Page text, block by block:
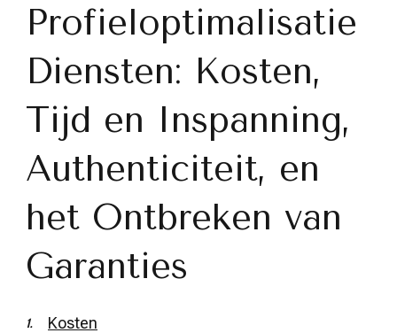
Profieloptimalisatie
Diensten: Kosten,
Tijd en Inspanning,
Authenticiteit, en
het Ontbreken van
Garanties
Kosten